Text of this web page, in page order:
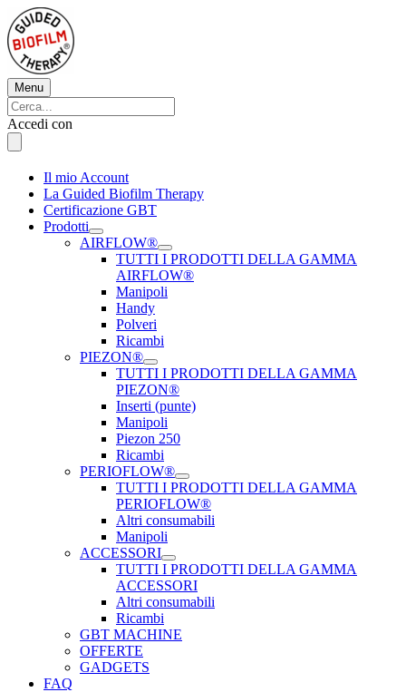
Vai
al
contenuto
Menu
Menu
Cerca:
Cerca
Accedi con
Il mio Account
La Guided Biofilm Therapy
Certificazione GBT
Prodotti
AIRFLOW®
TUTTI I PRODOTTI DELLA GAMMA
AIRFLOW®
Manipoli
Handy
Polveri
Ricambi
PIEZON®
TUTTI I PRODOTTI DELLA GAMMA
PIEZON®
Inserti (punte)
Manipoli
Piezon 250
Ricambi
PERIOFLOW®
TUTTI I PRODOTTI DELLA GAMMA
PERIOFLOW®
Altri consumabili
Manipoli
ACCESSORI
TUTTI I PRODOTTI DELLA GAMMA
ACCESSORI
Altri consumabili
Ricambi
GBT MACHINE
OFFERTE
GADGETS
FAQ